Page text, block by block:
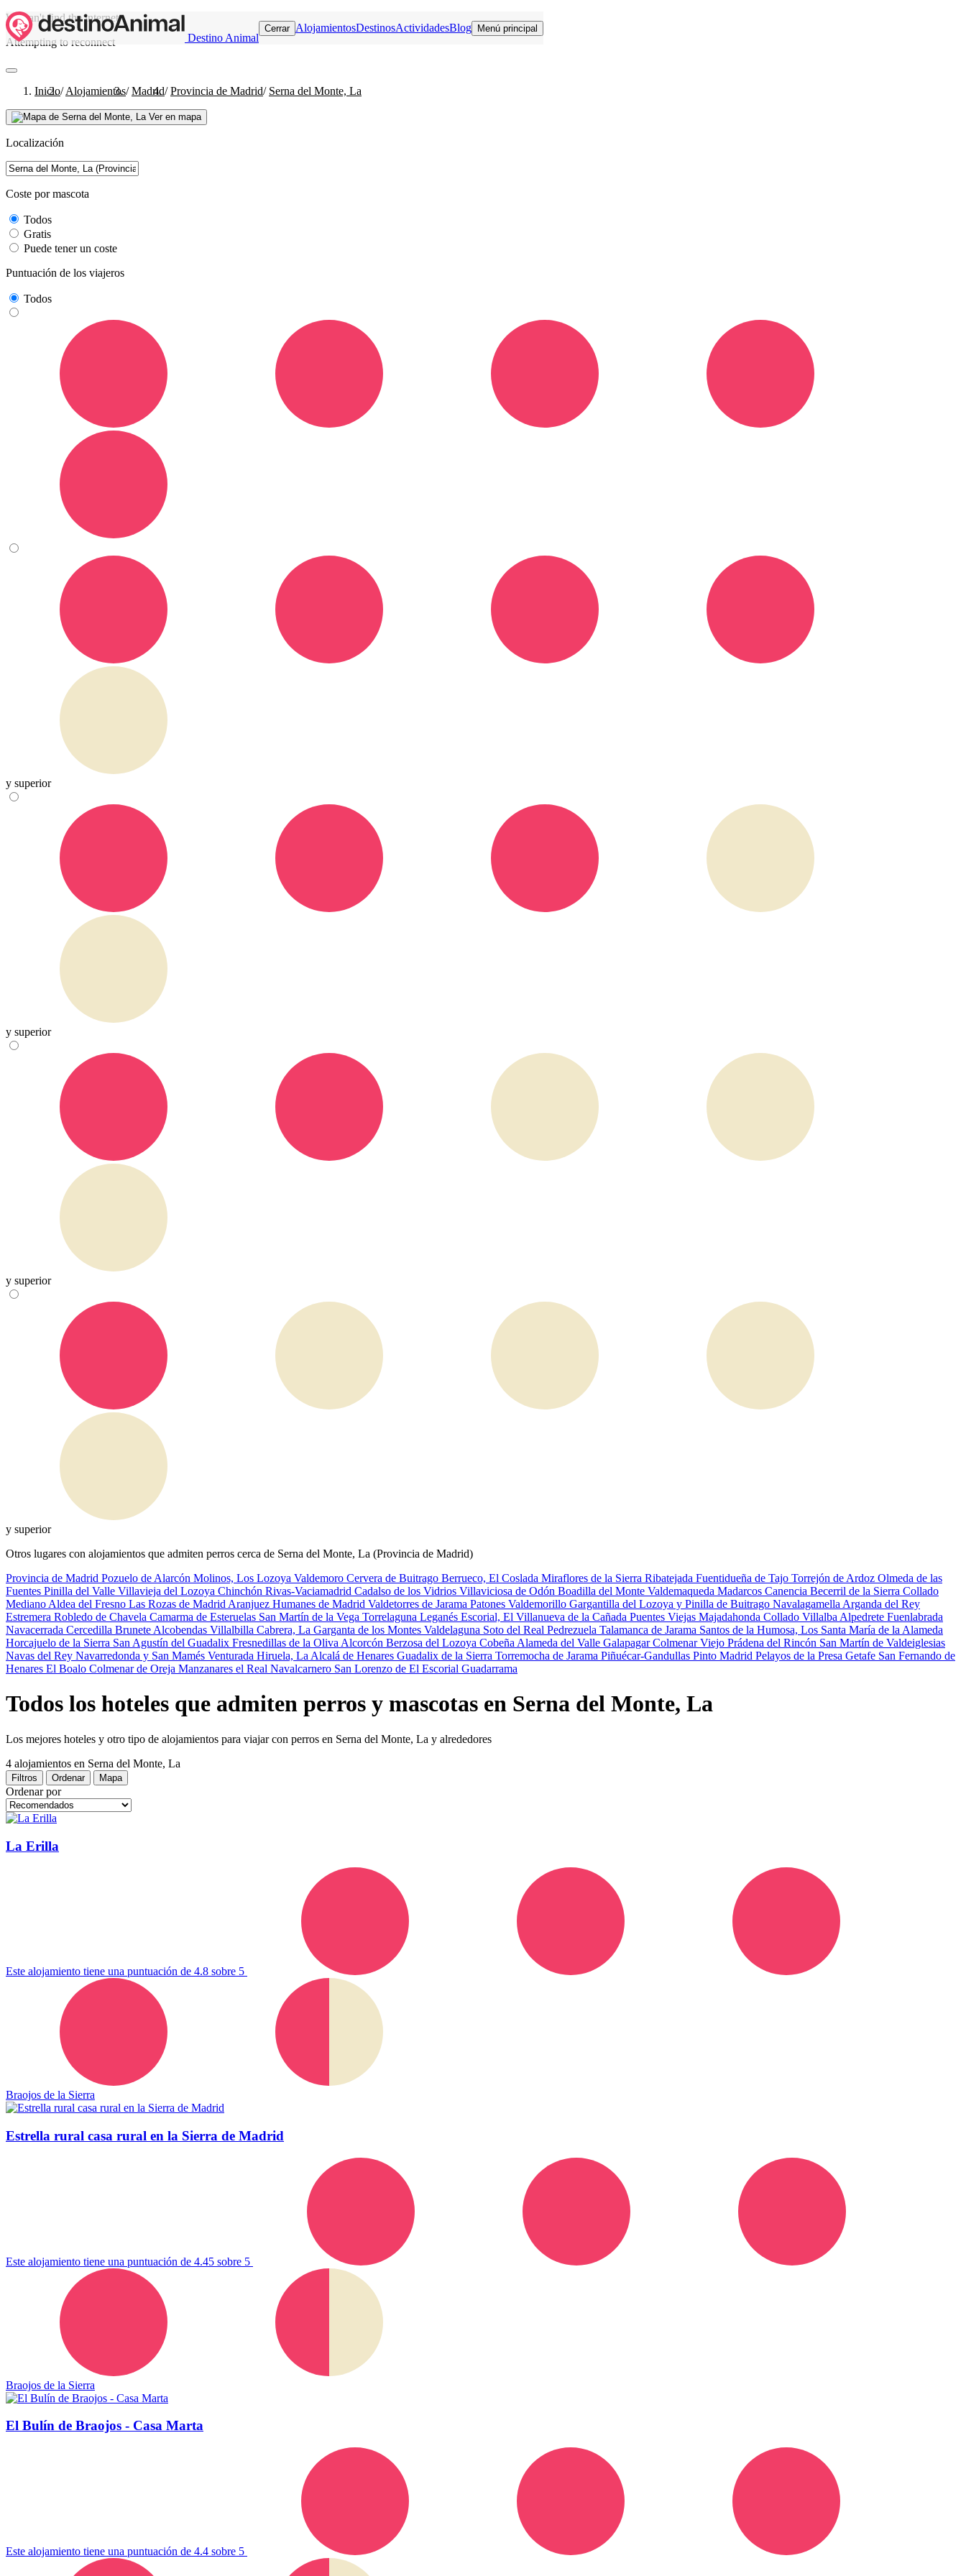
Destino Animal
Cerrar AlojamientosDestinosActividadesBlog Menú principal
We can't find the internet
Attempting to reconnect
Inicio/ Alojamientos/ Madrid/ Provincia de Madrid/ Serna del Monte, La
Ver en mapa
Localización
Coste por mascota
Todos
Gratis
Puede tener un coste
Puntuación de los viajeros
Todos
y superior
y superior
y superior
y superior
Otros lugares con alojamientos que admiten perros cerca de Serna del Monte, La (Provincia de Madrid)
Provincia de Madrid Pozuelo de Alarcón Molinos, Los Lozoya Valdemoro Cervera de Buitrago Berrueco, El Coslada Miraflores de la Sierra Ribatejada Fuentidueña de Tajo Torrejón de Ardoz Olmeda de las
Fuentes Pinilla del Valle Villavieja del Lozoya Chinchón Rivas-Vaciamadrid Cadalso de los Vidrios Villaviciosa de Odón Boadilla del Monte Valdemaqueda Madarcos Canencia Becerril de la Sierra Collado
Mediano Aldea del Fresno Las Rozas de Madrid Aranjuez Humanes de Madrid Valdetorres de Jarama Patones Valdemorillo Gargantilla del Lozoya y Pinilla de Buitrago Navalagamella Arganda del Rey
Estremera Robledo de Chavela Camarma de Esteruelas San Martín de la Vega Torrelaguna Leganés Escorial, El Villanueva de la Cañada Puentes Viejas Majadahonda Collado Villalba Alpedrete Fuenlabrada
Navacerrada Cercedilla Brunete Alcobendas Villalbilla Cabrera, La Garganta de los Montes Valdelaguna Soto del Real Pedrezuela Talamanca de Jarama Santos de la Humosa, Los Santa María de la Alameda
Horcajuelo de la Sierra San Agustín del Guadalix Fresnedillas de la Oliva Alcorcón Berzosa del Lozoya Cobeña Alameda del Valle GalapagarColmenar Viejo Prádena del Rincón San Martín de Valdeiglesias
Navas del Rey Navarredonda y San Mamés Venturada Hiruela, La Alcalá de Henares Guadalix de la Sierra Torremocha de Jarama Piñuécar-Gandullas Pinto Madrid Pelayos de la Presa Getafe San Fernando de
Henares El Boalo Colmenar de Oreja Manzanares el Real Navalcarnero San Lorenzo de El Escorial Guadarrama
Todos los hoteles que admiten perros y mascotas en Serna del Monte, La
Los mejores hoteles y otro tipo de alojamientos para viajar con perros en Serna del Monte, La y alrededores
4 alojamientos en Serna del Monte, La
Filtros Ordenar Mapa
Ordenar por
La Erilla
Este alojamiento tiene una puntuación de 4.8 sobre 5
Braojos de la Sierra
Estrella rural casa rural en la Sierra de Madrid
Este alojamiento tiene una puntuación de 4.45 sobre 5
Braojos de la Sierra
El Bulín de Braojos - Casa Marta
Este alojamiento tiene una puntuación de 4.4 sobre 5